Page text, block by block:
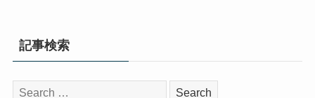
記事検索
検